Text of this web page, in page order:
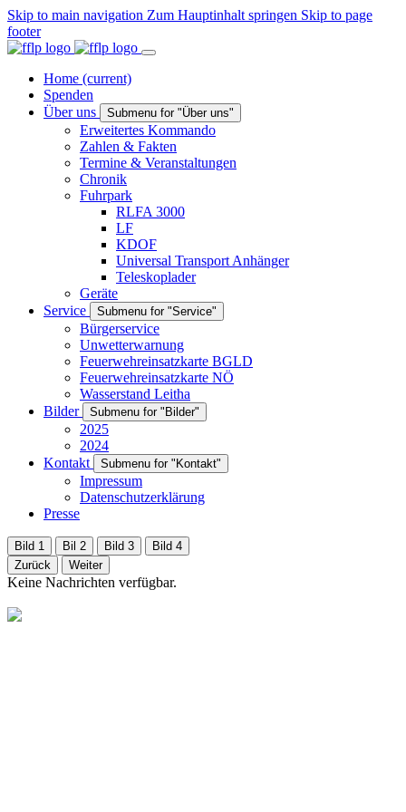
Skip to main navigation Zum Hauptinhalt springen Skip to page
footer
Home (current)
Spenden
Über uns
Submenu for "Über uns"
Erweitertes Kommando
Zahlen & Fakten
Termine & Veranstaltungen
Chronik
Fuhrpark
RLFA 3000
LF
KDOF
Universal Transport Anhänger
Teleskoplader
Geräte
Service
Submenu for "Service"
Bürgerservice
Unwetterwarnung
Feuerwehreinsatzkarte BGLD
Feuerwehreinsatzkarte NÖ
Wasserstand Leitha
Bilder
Submenu for "Bilder"
2025
2024
Kontakt
Submenu for "Kontakt"
Impressum
Datenschutzerklärung
Presse
Bild 1 Bil 2 Bild 3
Bild 4
Zurück
Weiter
Keine Nachrichten verfügbar.